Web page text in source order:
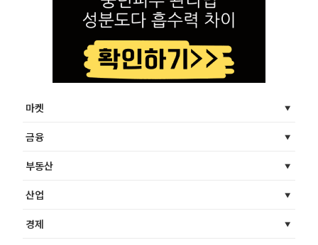
마켓
금융
부동산
산업
경제